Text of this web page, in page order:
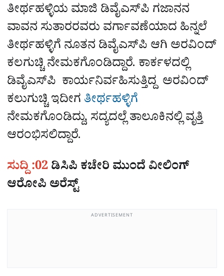
ತೀರ್ಥಹಳ್ಳಿಯ ಮಾಜಿ ಡಿವೈಎಸ್‌ಪಿ ಗಜಾನನ
ವಾವನ ಸುತಾರರವರು ವರ್ಗಾವಣೆಯಾದ ಹಿನ್ನಲೆ
ತೀರ್ಥಹಳ್ಳಿಗೆ ನೂತನ ಡಿವೈಎಸ್‌ಪಿ ಆಗಿ ಅರವಿಂದ್‌
ಕಲಗುಚ್ಚಿ ನೇಮಕಗೊಂಡಿದ್ದಾರೆ. ಕಾರ್ಕಳದಲ್ಲಿ
ಡಿವೈಎಸ್‌ಪಿ ಕಾರ್ಯನಿರ್ವಹಿಸುತ್ತಿದ್ದ ಅರವಿಂದ್‌
ಕಲುಗುಚ್ಚಿ ಇದೀಗ ತೀರ್ಥಹಳ್ಳಿಗೆ
ನೇಮಕಗೊಂಡಿದ್ದು, ಸದ್ಯದಲ್ಲೆ ತಾಲೂಕಿನಲ್ಲಿ ವೃತ್ತಿ
ಆರಂಭಿಸಲಿದ್ದಾರೆ.
ಸುದ್ದಿ :02ಡಿಸಿಪಿ ಕಚೇರಿ ಮುಂದೆ ವೀಲಿಂಗ್
ಆರೋಪಿ ಅರೆಸ್ಟ್‌
ADVERTISEMENT